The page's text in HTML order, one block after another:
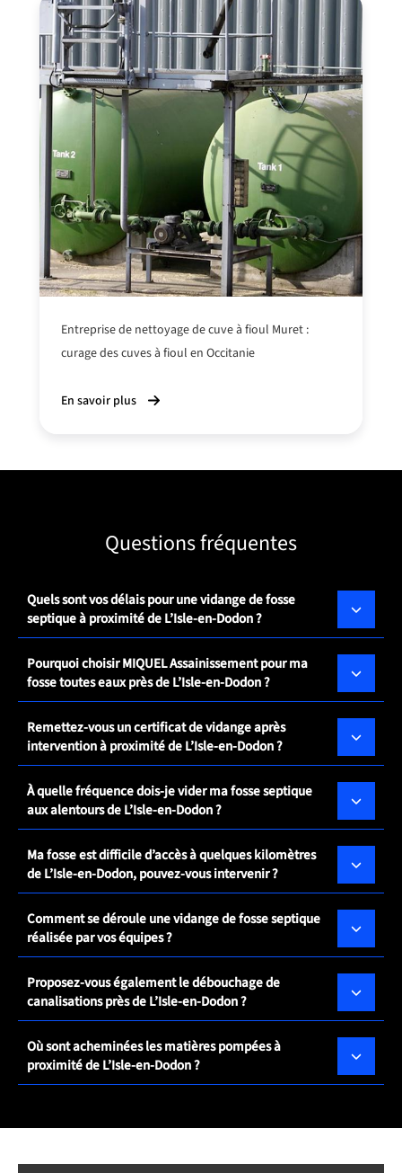
Entreprise de nettoyage de cuve à fioul Muret :
curage des cuves à fioul en Occitanie
En savoir plus
Questions fréquentes
Quels sont vos délais pour une vidange de fosse
septique à proximité de L’Isle-en-Dodon ?
Pourquoi choisir MIQUEL Assainissement pour ma
fosse toutes eaux près de L’Isle-en-Dodon ?
Remettez-vous un certificat de vidange après
intervention à proximité de L’Isle-en-Dodon ?
À quelle fréquence dois-je vider ma fosse septique
aux alentours de L’Isle-en-Dodon ?
Ma fosse est difficile d’accès à quelques kilomètres
de L’Isle-en-Dodon, pouvez-vous intervenir ?
Comment se déroule une vidange de fosse septique
réalisée par vos équipes ?
Proposez-vous également le débouchage de
canalisations près de L’Isle-en-Dodon ?
Où sont acheminées les matières pompées à
proximité de L’Isle-en-Dodon ?